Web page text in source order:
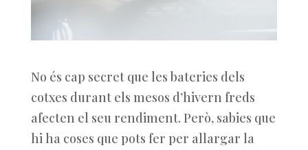
No és cap secret que les bateries dels
cotxes durant els mesos d’hivern freds
afecten el seu rendiment. Però, sabies que
hi ha coses que pots fer per allargar la